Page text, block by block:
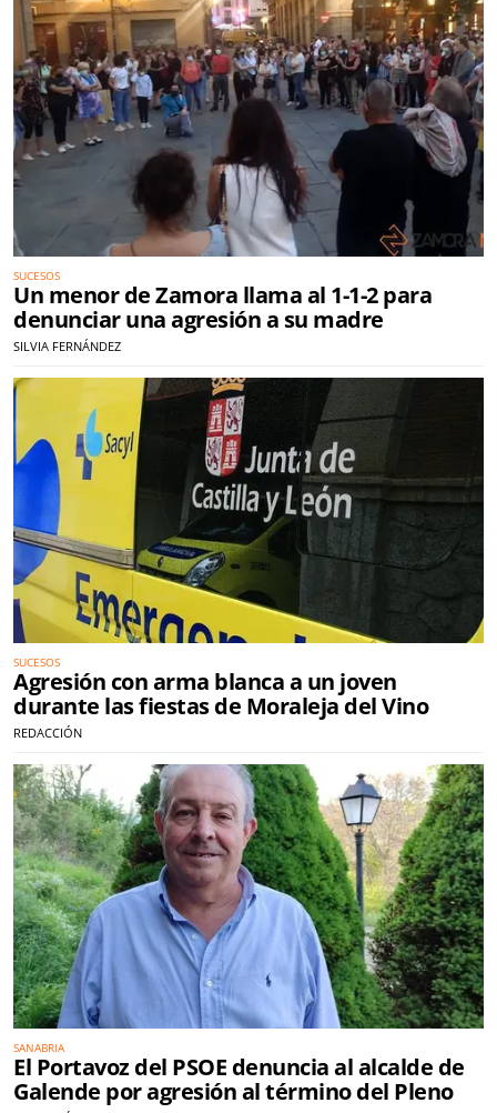
SUCESOS
Un menor de Zamora llama al 1-1-2 para
denunciar una agresión a su madre
SILVIA FERNÁNDEZ
SUCESOS
Agresión con arma blanca a un joven
durante las fiestas de Moraleja del Vino
REDACCIÓN
SANABRIA
El Portavoz del PSOE denuncia al alcalde de
Galende por agresión al término del Pleno